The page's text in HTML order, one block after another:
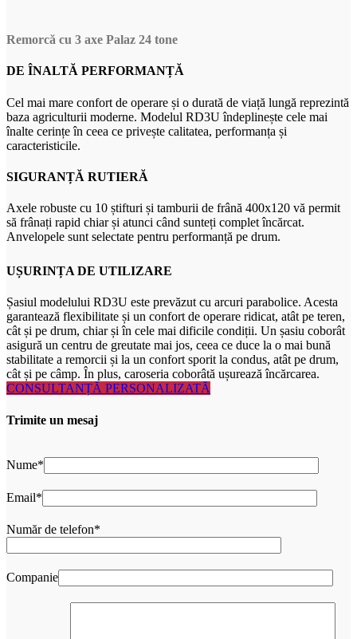
Remorcă cu 3 axe Palaz 24 tone
DE ÎNALTĂ PERFORMANȚĂ
Cel mai mare confort de operare și o durată de viață lungă reprezintă
baza agriculturii moderne. Modelul RD3U îndeplinește cele mai
înalte cerințe în ceea ce privește calitatea, performanța și
caracteristicile.
SIGURANȚĂ RUTIERĂ
Axele robuste cu 10 știfturi și tamburii de frână 400x120 vă permit
să frânați rapid chiar și atunci când sunteți complet încărcat.
Anvelopele sunt selectate pentru performanță pe drum.
UȘURINȚA DE UTILIZARE
Șasiul modelului RD3U este prevăzut cu arcuri parabolice. Acesta
garantează flexibilitate și un confort de operare ridicat, atât pe teren,
cât și pe drum, chiar și în cele mai dificile condiții. Un șasiu coborât
asigură un centru de greutate mai jos, ceea ce duce la o mai bună
stabilitate a remorcii și la un confort sporit la condus, atât pe drum,
cât și pe câmp. În plus, caroseria coborâtă ușurează încărcarea.
CONSULTANȚĂ PERSONALIZATĂ
Trimite un mesaj
Nume*
Email*
Număr de telefon*
Companie